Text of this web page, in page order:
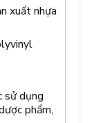
xuất nhựa
sử dụng
phẩm,